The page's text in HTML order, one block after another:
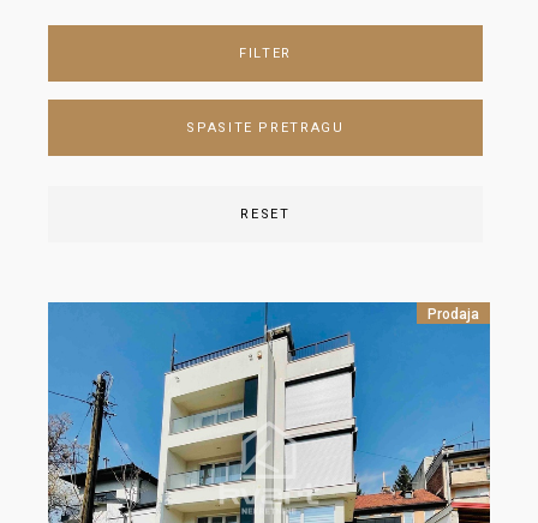
FILTER
SPASITE PRETRAGU
RESET
Prodaja